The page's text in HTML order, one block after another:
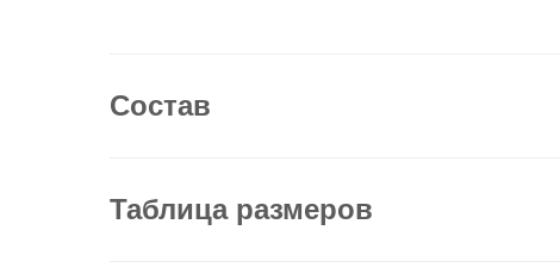
Состав
Таблица размеров